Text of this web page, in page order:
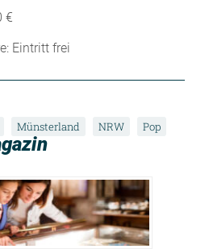
€
Eintritt frei
Münsterland NRW Pop